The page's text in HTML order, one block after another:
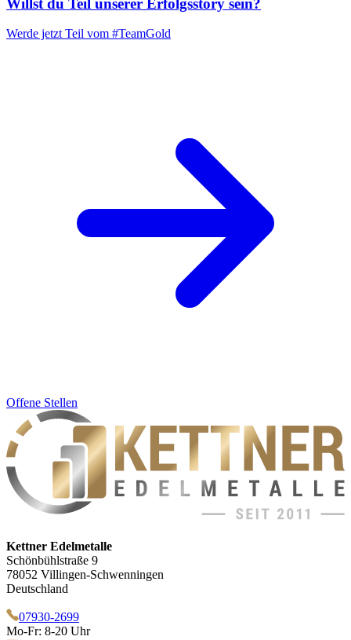
Willst du Teil unserer Erfolgsstory sein?
Werde jetzt Teil vom #TeamGold
Offene Stellen
Kettner Edelmetalle
Schönbühlstraße 9
78052 Villingen-Schwenningen
Deutschland
07930-2699
Mo-Fr: 8-20 Uhr